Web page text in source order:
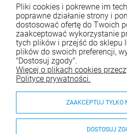
25-328
NIP: 959-197-
Tel.:
517-
e-mail:
Pomoc
Moje
Płatności i
Pliki cookies i pokrewne im
poprawne działanie strony i
dostosować ofertę do Twoich
zaakceptować wykorzystanie
tych plików i przejść do sklepu
plików do swoich preferencji,
"Dostosuj zgody".
Więcej o plikach cookies
Polityce prywatności.
ZAAKCEPTUJ TYLKO
DOSTOSUJ